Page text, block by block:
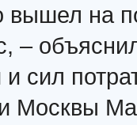
вышел на
–
и сил
Москвы